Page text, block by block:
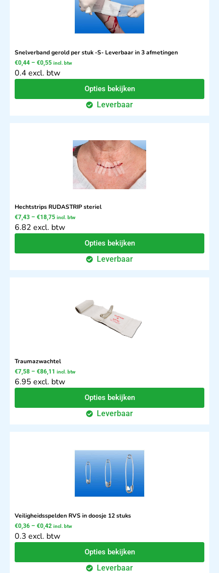
Snelverband gerold per stuk -S- Leverbaar in 3 afmetingen
€0,44 – €0,55 incl. btw
0.4 excl. btw
Opties bekijken
Leverbaar
Hechtstrips RUDASTRIP steriel
€7,43 – €18,75 incl. btw
6.82 excl. btw
Opties bekijken
Leverbaar
Traumazwachtel
€7,58 – €86,11 incl. btw
6.95 excl. btw
Opties bekijken
Leverbaar
Veiligheidsspelden RVS in doosje 12 stuks
€0,36 – €0,42 incl. btw
0.3 excl. btw
Opties bekijken
Leverbaar